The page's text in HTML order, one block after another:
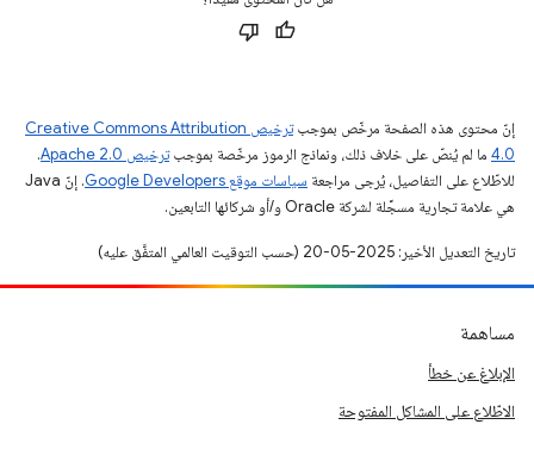
إنّ محتوى هذه الصفحة مرخّص بموجب
ترخيص Creative Commons Attribution
4.0‏ ما لم يُنصّ على خلاف ذلك، ونماذج الرموز مرخّصة بموجبترخيص Apache 2.0‏
.
للاطّلاع على التفاصيل، يُرجى مراجعة سياسات موقع Google Developers‏
. إنّ Java
هي علامة تجارية مسجَّلة لشركة Oracle و/أو شركائها التابعين.
تاريخ التعديل الأخير: 2025-05-20 (حسب التوقيت العالمي المتفَّق عليه)
مساهمة
الإبلاغ عن خطأ
الاطّلاع على المشاكل المفتوحة